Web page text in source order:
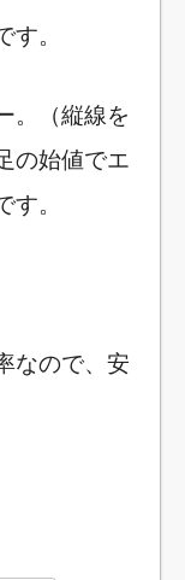
。
。（縦線を
の始値でエ
。
なので、安